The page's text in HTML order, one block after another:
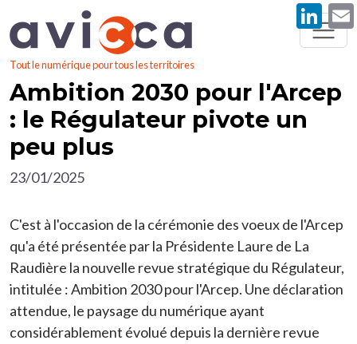
Aller au contenu principal
Tout le numérique pour tous les territoires
Ambition 2030 pour l'Arcep
: le Régulateur pivote un
peu plus
23/01/2025
C'est à l'occasion de la cérémonie des voeux de l'Arcep
qu'a été présentée par la Présidente Laure de La
Raudière la nouvelle revue stratégique du Régulateur,
intitulée : Ambition 2030 pour l'Arcep. Une déclaration
attendue, le paysage du numérique ayant
considérablement évolué depuis la dernière revue